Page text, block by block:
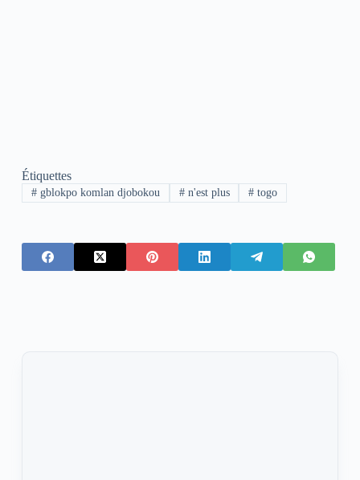
Étiquettes
#gblokpo komlan djobokou #n'est plus # togo